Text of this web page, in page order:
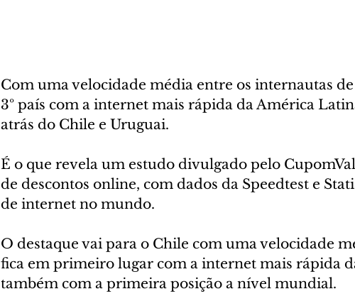
Com uma velocidade média entre os internautas
3º país com a internet mais rápida da América
atrás do Chile e Uruguai.
É o que revela um estudo divulgado pelo
de descontos online, com dados da Speedtest e
de internet no mundo.
O destaque vai para o Chile com uma velocidade
fica em primeiro lugar com a internet mais rápida
também com a primeira posição a nível mundial.